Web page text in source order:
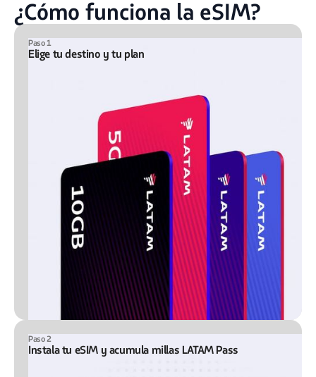
¿Cómo funciona la eSIM?
Paso 1
Elige tu destino y tu plan
Paso 2
Instala tu eSIM y acumula millas LATAM Pass